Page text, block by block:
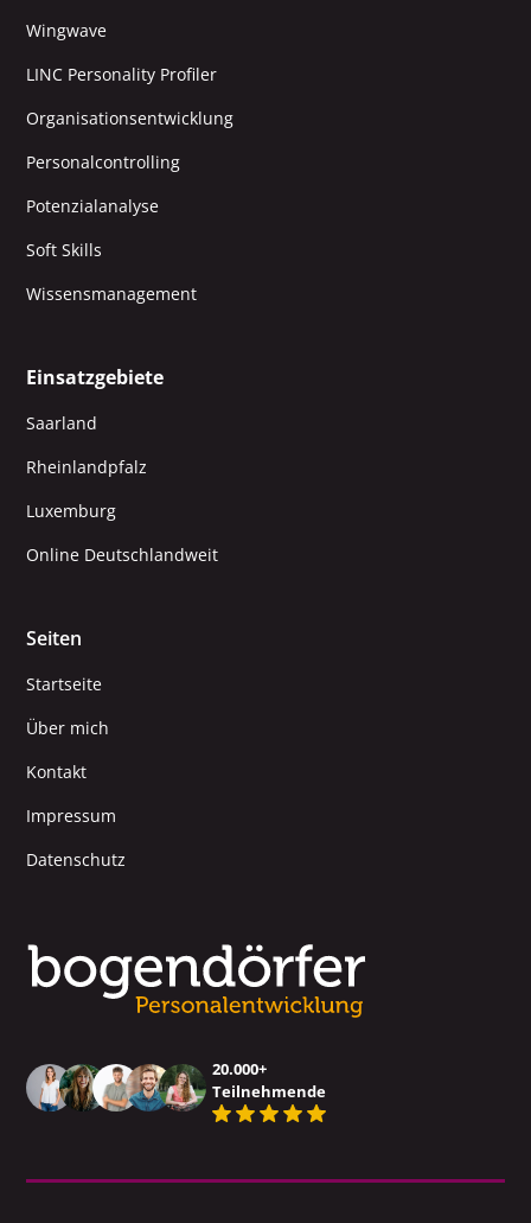
Wingwave
LINC Personality Profiler
Organisationsentwicklung
Personalcontrolling
Potenzialanalyse
Soft Skills
Wissensmanagement
Einsatzgebiete
Saarland
Rheinlandpfalz
Luxemburg
Online Deutschlandweit
Seiten
Startseite
Über mich
Kontakt
Impressum
Datenschutz
20.000+
Teilnehmende